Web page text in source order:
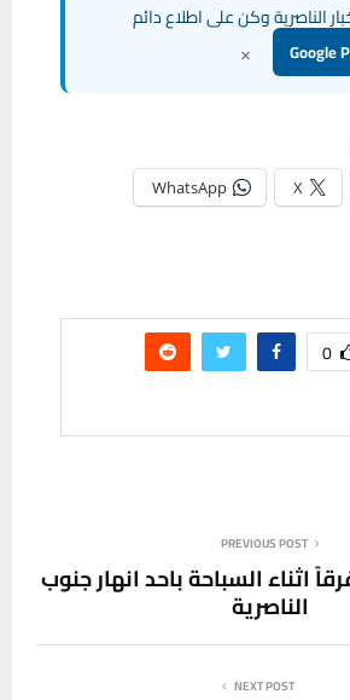
الناصرية وكن على اطلاع دائم
×
X
WhatsApp
0
PREVIOUS POST
اثناء السباحة باحد انهار جنوب
الناصرية
NEXT POST